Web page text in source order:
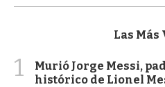
Las Más
1
Murió Jorge Messi,
histórico de Lionel